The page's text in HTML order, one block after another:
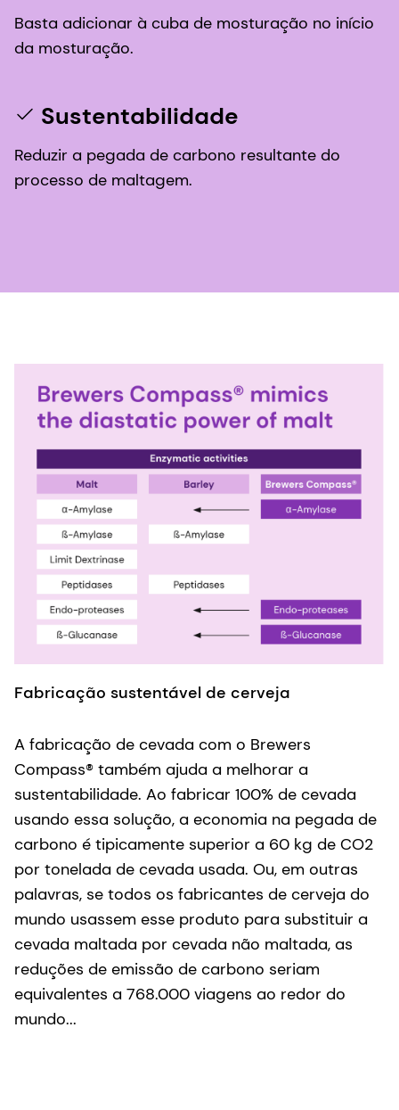
Basta adicionar à cuba de mosturação no início
da mosturação.
Sustentabilidade
Reduzir a pegada de carbono resultante do
processo de maltagem.
Fabricação sustentável de cerveja
A fabricação de cevada com o Brewers
Compass® também ajuda a melhorar a
sustentabilidade. Ao fabricar 100% de cevada
usando essa solução, a economia na pegada de
carbono é tipicamente superior a 60 kg de CO2
por tonelada de cevada usada. Ou, em outras
palavras, se todos os fabricantes de cerveja do
mundo usassem esse produto para substituir a
cevada maltada por cevada não maltada, as
reduções de emissão de carbono seriam
equivalentes a 768.000 viagens ao redor do
mundo...